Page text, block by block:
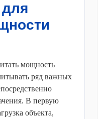
мощность
ряд важных
В первую
объекта,